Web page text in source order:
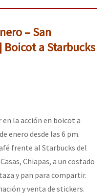
– San
Boicot a Starbucks
la acción en boicot a
enero desde las 6 pm.
frente al Starbucks del
Chiapas, a un costado
y pan para compartir.
y venta de stickers.